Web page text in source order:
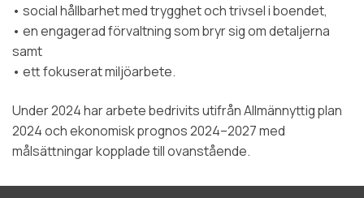
• social hållbarhet med trygghet och trivsel i boendet,
• en engagerad förvaltning som bryr sig om detaljerna
samt
• ett fokuserat miljöarbete.
Under 2024 har arbete bedrivits utifrån Allmännyttig plan
2024 och ekonomisk prognos 2024–2027 med
målsättningar kopplade till ovanstående.